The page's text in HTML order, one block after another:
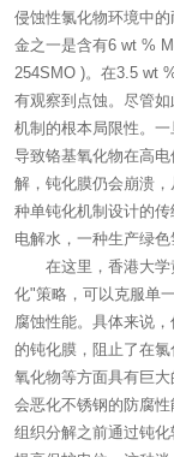
侵蚀性氯化物环境中
金之一是含有6 wt %
254SMO )。在3.5 wt
有观察到点蚀。尽管
机制的根本局限性。
导致铬基氧化物在高
解，钝化膜仍会崩溃
种单钝化机制设计的
电解水，一种生产绿色
在这里，香港大学
化"策略，可以克服单
腐蚀性能。具体来说
的钝化膜，阻止了在
氧化物等方面具有巨
会恶化不锈钢的防腐
组织分解之前通过钝